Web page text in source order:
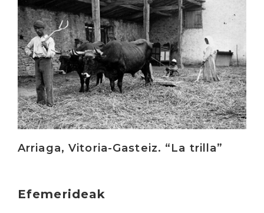
Arriaga, Vitoria-Gasteiz. “La trilla”
Efemerideak